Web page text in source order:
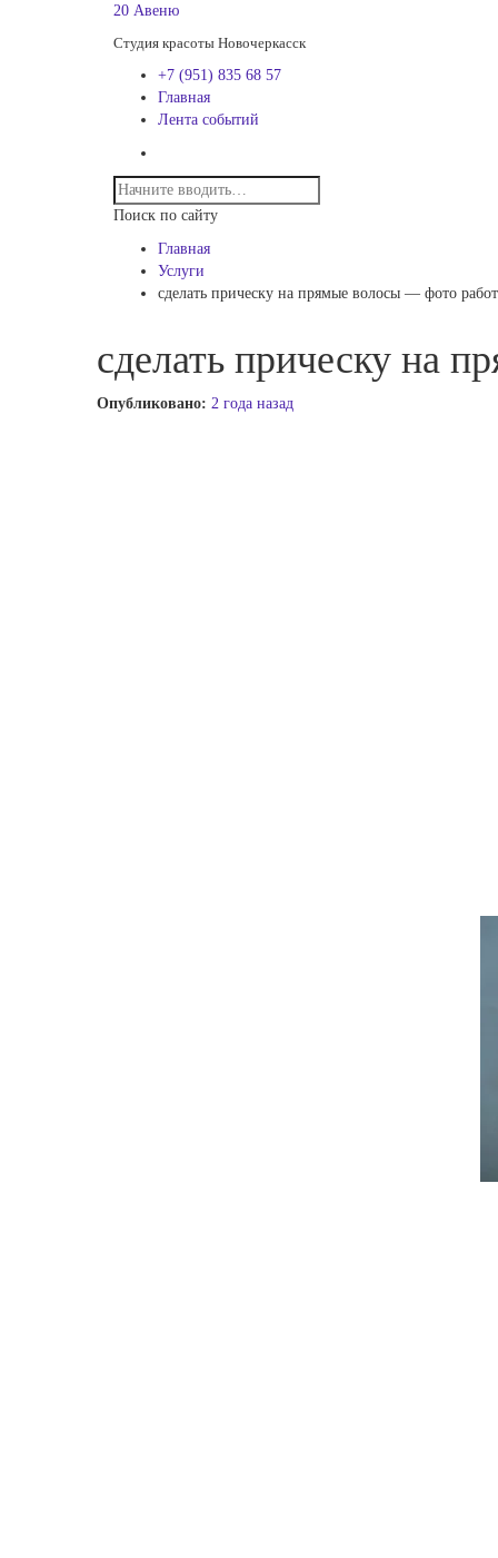
20 Авеню
Студия красоты Новочеркасск
+7 (951) 835 68 57
Главная
Лента событий
Поиск по сайту
Главная
Услуги
сделать прическу на прямые волосы — фото
сделать прическу на
Опубликовано: 2 года назад